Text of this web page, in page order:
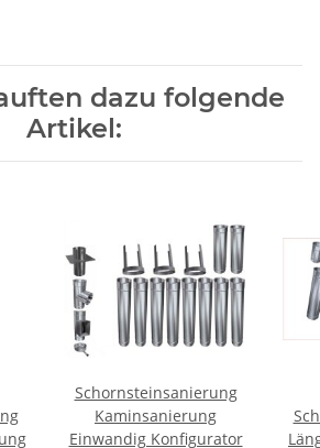
dazu folgende
Artikel:
Schornsteinsanierung
Kaminsanierung
Einwandig Konfigurator